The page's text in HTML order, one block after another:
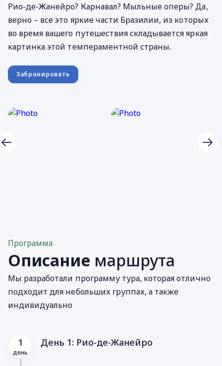
Рио-де-Жанейро? Карнавал? Мыльные оперы? Да,
верно – все это яркие части Бразилии, из которых
во время вашего путешествия складывается яркая
картинка этой темпераментной страны.
Забронировать
Программа
Описание маршрута
Мы разработали программу тура, которая отлично
подходит для небольших группах, а также
индивидуально
1
день
День 1: Рио-де-Жанейро